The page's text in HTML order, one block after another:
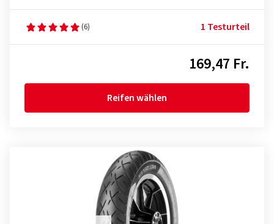
(6) 1 Testurteil
169,47 Fr.
Reifen wählen